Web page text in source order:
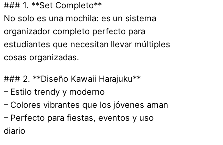
o
r
a
d
a
c
### 1. **Set Completo**
No solo es una mochila: es un sistema
organizador completo perfecto para
estudiantes que necesitan llevar múltiples
cosas organizadas.
### 2. **Diseño Kawaii Harajuku**
– Estilo trendy y moderno
– Colores vibrantes que los jóvenes aman
– Perfecto para fiestas, eventos y uso
diario